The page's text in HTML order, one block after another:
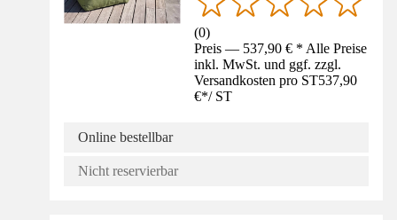
(0)
Preis — 537,90 € * Alle Preise
inkl. MwSt. und ggf. zzgl.
Versandkosten pro ST537,90
€*/ ST
Online bestellbar
Nicht reservierbar